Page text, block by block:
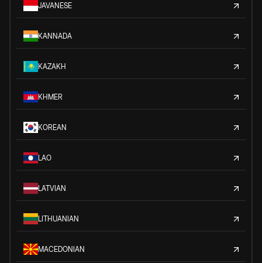
JAVANESE
KANNADA
KAZAKH
KHMER
KOREAN
LAO
LATVIAN
LITHUANIAN
MACEDONIAN